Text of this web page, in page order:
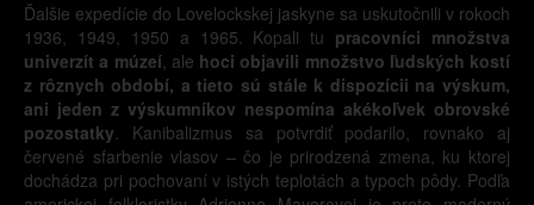
Ďalšie expedície do Lovelockskej jaskyne sa uskutočnili v rokoch
1936, 1949, 1950 a 1965. Kopali tu pracovníci množstva
univerzít a múzeí, ale hoci objavili množstvo ľudských kostí
z rôznych období, a tieto sú stále k dispozícii na výskum,
ani jeden z výskumníkov nespomína akékoľvek obrovské
pozostatky. Kanibalizmus sa potvrdiť podarilo, rovnako aj
červené sfarbenie vlasov – čo je prirodzená zmena, ku ktorej
dochádza pri pochovaní v istých teplotách a typoch pôdy. Podľa